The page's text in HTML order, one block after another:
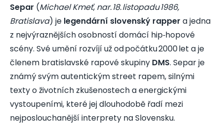
Separ (Michael Kmeť, nar. 18. listopadu 1986,
Bratislava) je legendární slovenský rapper a jedna
z nejvýraznějších osobností domácí hip‑hopové
scény. Své umění rozvíjí už od počátku 2000 let a je
členem bratislavské rapové skupiny DMS. Separ je
známý svým autentickým street rapem, silnými
texty o životních zkušenostech a energickými
vystoupeními, které jej dlouhodobě řadí mezi
nejposlouchanější interprety na Slovensku.